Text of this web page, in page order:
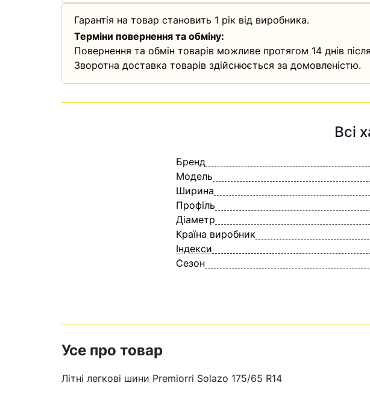
Гарантія на товар становить 1 рік від виробника.
Терміни повернення та обміну:
Повернення та обмін товарів можливе протягом 14 днів
Зворотна доставка товарів здійснюється за домовленістю.
Всі
Бренд
Модель
Ширина
Профіль
Діаметр
Країна виробник
Індекси
Сезон
Усе про товар
Літні легкові шини Premiorri Solazo 175/65 R14